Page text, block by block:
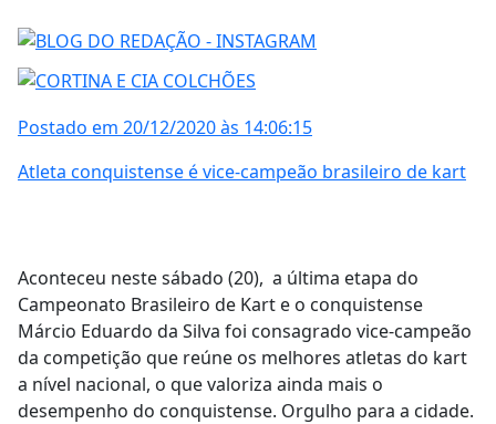
Postado em 20/12/2020 às 14:06:15
Atleta conquistense é vice-campeão brasileiro de kart
Aconteceu neste sábado (20), a última etapa do
Campeonato Brasileiro de Kart e o conquistense
Márcio Eduardo da Silva foi consagrado vice-campeão
da competição que reúne os melhores atletas do kart
a nível nacional, o que valoriza ainda mais o
desempenho do conquistense. Orgulho para a cidade.